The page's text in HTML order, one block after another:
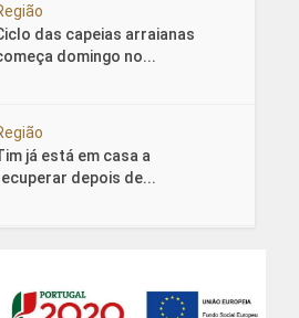
das capeias arraianas
domingo no...
já está em casa a
depois de...